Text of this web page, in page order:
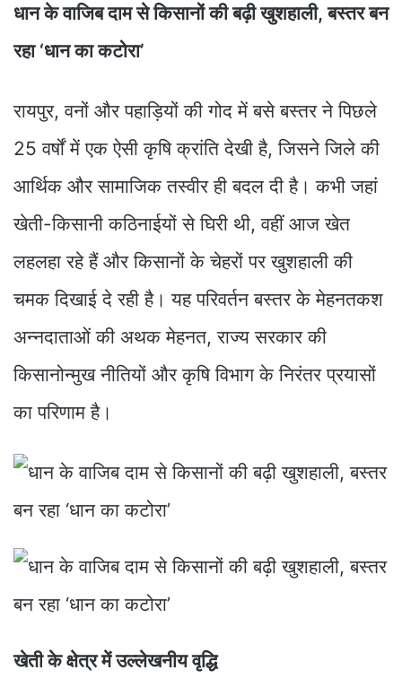
धान के वाजिब दाम से किसानों की बढ़ी खुशहाली, बस्तर बन
रहा ‘धान का कटोरा’
रायपुर, वनों और पहाड़ियों की गोद में बसे बस्तर ने पिछले
25 वर्षों में एक ऐसी कृषि क्रांति देखी है, जिसने जिले की
आर्थिक और सामाजिक तस्वीर ही बदल दी है। कभी जहां
खेती-किसानी कठिनाईयों से घिरी थी, वहीं आज खेत
लहलहा रहे हैं और किसानों के चेहरों पर खुशहाली की
चमक दिखाई दे रही है। यह परिवर्तन बस्तर के मेहनतकश
अन्नदाताओं की अथक मेहनत, राज्य सरकार की
किसानोन्मुख नीतियों और कृषि विभाग के निरंतर प्रयासों
का परिणाम है।
खेती के क्षेत्र में उल्लेखनीय वृद्धि